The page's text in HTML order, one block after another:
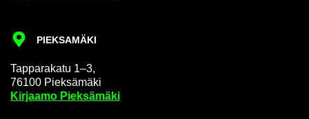
PIEK­SA­MÄ­KI
Tap­pa­ra­ka­tu 1–3,
76100 Piek­sä­mä­ki
Kir­jaa­mo Piek­sä­mä­ki